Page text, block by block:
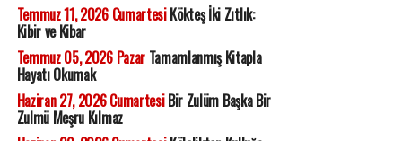
Temmuz 11, 2026 CumartesiKökteş İki Zıtlık:
Kibir ve Kibar
Temmuz 05, 2026 PazarTamamlanmış Kitapla
Hayatı Okumak
Haziran 27, 2026 CumartesiBir Zulüm Başka Bir
Zulmü Meşru Kılmaz